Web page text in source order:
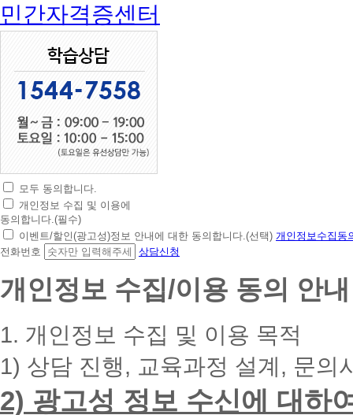
민간자격증센터
초
간
편
상
담
청
대
폰
입
력
모두 동의합니다.
개인정보 수집 및 이용에
동의합니다.(필수)
이벤트/할인(광고성)정보 안내에 대한 동의합니다.(선택) 개인정보수집동
전화번호
상담신청
개인정보 수집/이용 동의 안내
1. 개인정보 수집 및 이용 목적
1) 상담 진행, 교육과정 설계, 문의
2) 광고성 정보 수신에 대하